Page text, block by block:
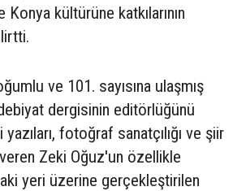
kültürüne katkılarının
ve 101. sayısına ulaşmış
dergisinin editörlüğünü
fotoğraf sanatçılığı ve şiir
Zeki Oğuz'un özellikle
yeri üzerine gerçekleştirilen